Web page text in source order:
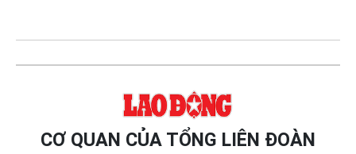
CƠ QUAN CỦA TỔNG LIÊN ĐOÀN